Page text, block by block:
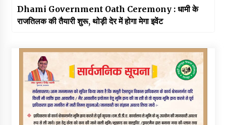
Dhami Government Oath Ceremony : धामी के
राजतिलक की तैयारी शुरू, थोड़ी देर में होगा मेगा इवेंट